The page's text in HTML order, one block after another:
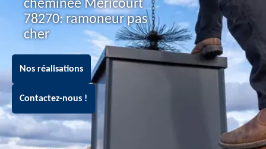
cheminée Mericourt
78270: ramoneur pas
cher
Nos réalisations
Contactez-nous !